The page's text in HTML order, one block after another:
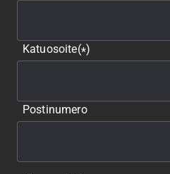
Katuosoite(*)
Postinumero